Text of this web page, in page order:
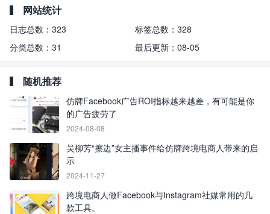
网站统计
日志总数： 323 标签总数： 328
分类总数： 31 最后更新： 08-05
随机推荐
仿牌Facebook广告ROI指标越来越差，有可能是你
的广告疲劳了
2024-08-08
吴柳芳“擦边”女主播事件给仿牌跨境电商人带来的启
示
2024-11-27
跨境电商人做Facebook与Instagram社媒常用的几
款工具。